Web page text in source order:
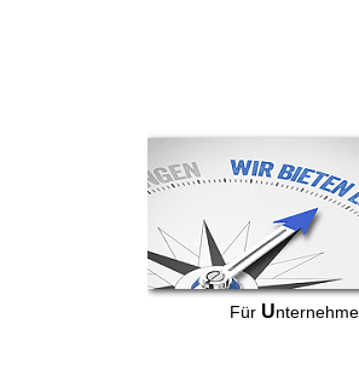
Für U